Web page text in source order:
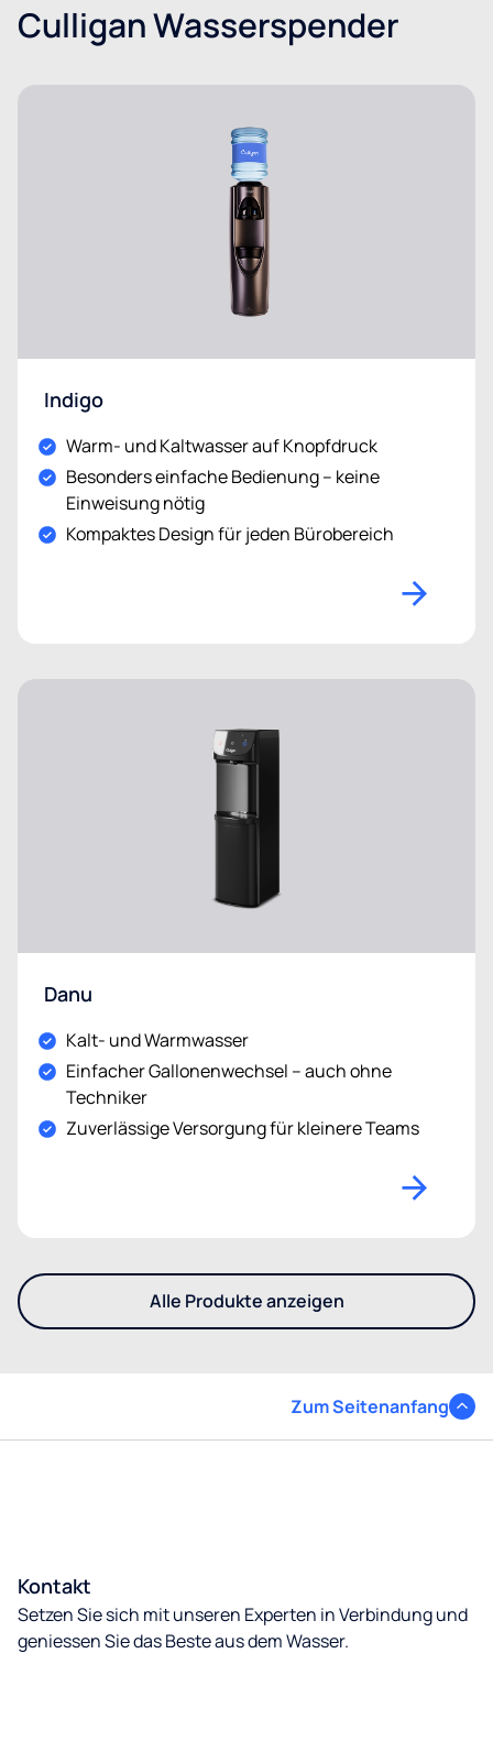
Culligan Wasserspender
Indigo
Warm- und Kaltwasser auf Knopfdruck
Besonders einfache Bedienung – keine
Einweisung nötig
Kompaktes Design für jeden Bürobereich
Danu
Kalt- und Warmwasser
Einfacher Gallonenwechsel – auch ohne
Techniker
Zuverlässige Versorgung für kleinere Teams
Alle Produkte anzeigen- Entdecken Sie andere
Zum Seitenanfang
Kontakt
Setzen Sie sich mit unseren Experten in Verbindung und
geniessen Sie das Beste aus dem Wasser.